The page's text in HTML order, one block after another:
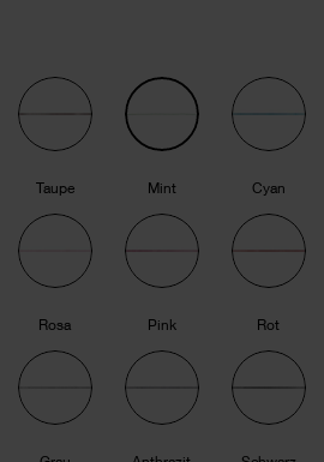
Taupe Mint Cyan
Rosa Pink Rot